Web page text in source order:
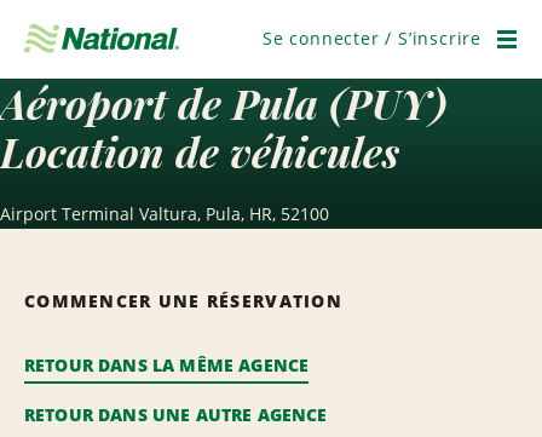
navigation
Se connecter / S’inscrire
Aéroport de Pula (PUY)
Location de véhicules
Airport Terminal Valtura, Pula, HR, 52100
COMMENCER UNE RÉSERVATION
RETOUR DANS LA MÊME AGENCE
RETOUR DANS UNE AUTRE AGENCE